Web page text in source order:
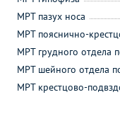
МРТ пазух носа
МРТ пояснично-
МРТ грудного отдела
МРТ шейного отдела
МРТ крестцово-